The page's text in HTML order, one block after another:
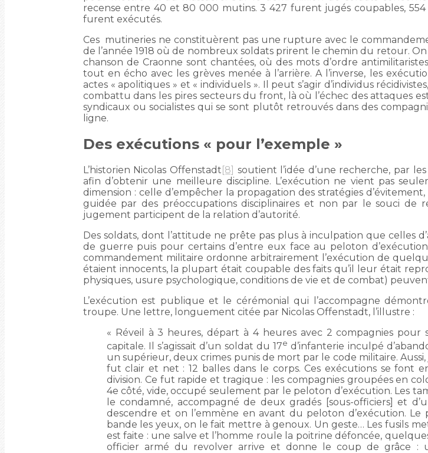
recense entre 40 et 80 000 mutins. 3 427 furent jugés coupables,
furent exécutés.
Ces mutineries ne constituèrent pas une rupture avec le
de l’année 1918 où de nombreux soldats prirent le chemin du retour.
chanson de Craonne sont chantées, où des mots d’ordre
tout en écho avec les grèves menée à l’arrière. A l’inverse, les
actes « apolitiques » et « individuels ». Il peut s’agir d’individus
combattu dans les pires secteurs du front, là où l’échec des attaques
syndicaux ou socialistes qui se sont plutôt retrouvés dans des
ligne.
Des exécutions « pour l’exemple »
L’historien Nicolas Offenstadt [8] soutient l’idée d’une recherche, par
afin d’obtenir une meilleure discipline. L’exécution ne vient pas
dimension : celle d’empêcher la propagation des stratégies
guidée par des préoccupations disciplinaires et non par le souci
jugement participent de la relation d’autorité.
Des soldats, dont l’attitude ne prête pas plus à inculpation que celles
de guerre puis pour certains d’entre eux face au peloton
commandement militaire ordonne arbitrairement l’exécution de
étaient innocents, la plupart était coupable des faits qu’il leur était
physiques, usure psychologique, conditions de vie et de combat)
L’exécution est publique et le cérémonial qui l’accompagne
troupe. Une lettre, longuement citée par Nicolas Offenstadt, l’illustre :
« Réveil à 3 heures, départ à 4 heures avec 2 compagnies
capitale. Il s’agissait d’un soldat du 17e d’infanterie inculpé
un supérieur, deux crimes punis de mort par le code militaire.
fut clair et net : 12 balles dans le corps. Ces exécutions se font
division. Ce fut rapide et tragique : les compagnies groupées en
4e côté, vide, occupé seulement par le peloton d’exécution. Les
le condamné, accompagné de deux gradés [sous-officiers] et
descendre et on l’emmène en avant du peloton d’exécution.
bande les yeux, on le fait mettre à genoux. Un geste… Les fusils
est faite : une salve et l’homme roule la poitrine défoncée,
officier armé du revolver arrive et donne le coup de grâce :